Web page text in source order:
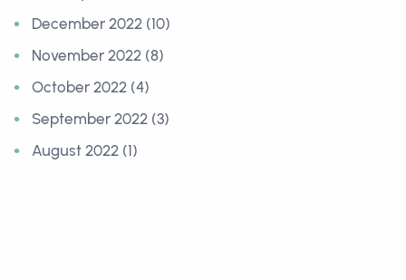
December 2022 (10)
November 2022 (8)
October 2022 (4)
September 2022 (3)
August 2022 (1)